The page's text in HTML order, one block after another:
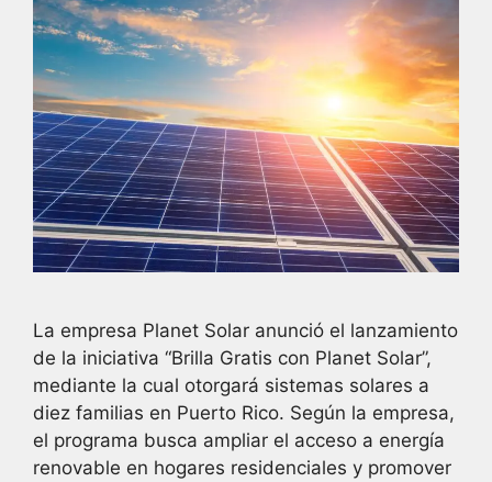
La empresa Planet Solar anunció el lanzamiento
de la iniciativa “Brilla Gratis con Planet Solar”,
mediante la cual otorgará sistemas solares a
diez familias en Puerto Rico. Según la empresa,
el programa busca ampliar el acceso a energía
renovable en hogares residenciales y promover